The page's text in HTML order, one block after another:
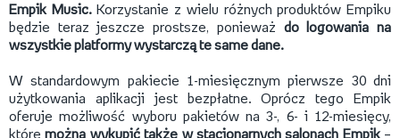
Empik Music.Korzystanie z wielu różnych produktów Empiku
będzie teraz jeszcze prostsze, ponieważ do logowania na
wszystkie platformy wystarczą te same dane.
W standardowym pakiecie 1-miesięcznym pierwsze 30 dni
użytkowania aplikacji jest bezpłatne. Oprócz tego Empik
oferuje możliwość wyboru pakietów na 3-, 6- i 12-miesięcy,
któremożna wykupić także w stacjonarnych salonach Empik –